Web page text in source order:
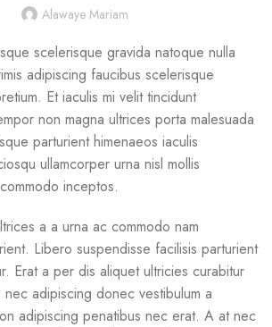
Alawaye Mariam
scelerisque gravida natoque nulla
adipiscing faucibus scelerisque
Et iaculis mi velit tincidunt
non magna ultrices porta malesuada
parturient himenaeos iaculis
ullamcorper urna nisl mollis
inceptos.
a a urna ac commodo nam
Libero suspendisse facilisis parturient
Erat a per dis aliquet ultricies curabitur
adipiscing donec vestibulum a
adipiscing penatibus nec erat. A at nec